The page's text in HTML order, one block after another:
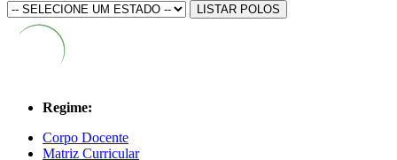
LISTAR POLOS
Regime:
Corpo Docente
Matriz Curricular